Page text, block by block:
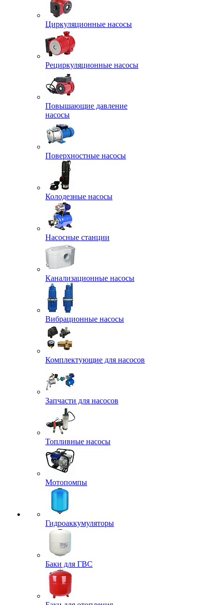
Циркуляционные насосы
Рециркуляционные насосы
Повышающие давление
насосы
Поверхностные насосы
Колодезные насосы
Насосные станции
Канализационные насосы
Вибрационные насосы
Комплектующие для насосов
Запчасти для насосов
Топливные насосы
Мотопомпы
Гидроаккумуляторы
Баки для ГВС